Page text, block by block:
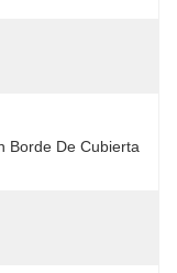
Borde De Cubierta